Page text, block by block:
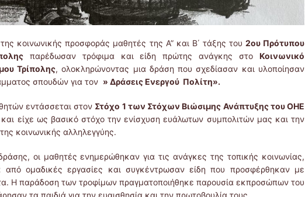
κοινωνικής προσφοράς μαθητές της Α” και Β΄ τάξης του 2ου Πρότυπου
παρέδωσαν τρόφιμα και είδη πρώτης ανάγκης στοΚοινωνικό
Τρίπολης, ολοκληρώνοντας μια δράση που σχεδίασαν και υλοποίησαν
σπουδών για τον » Δράσεις Ενεργού Πολίτη».
εντάσσεται στον Στόχο 1 των Στόχων Βιώσιμης Ανάπτυξης του ΟΗΕ
είχε ως βασικό στόχο την ενίσχυση ευάλωτων συμπολιτών μας και την
κοινωνικής αλληλεγγύης.
οι μαθητές ενημερώθηκαν για τις ανάγκες της τοπικής κοινωνίας,
από ομαδικές εργασίες και συγκέντρωσαν είδη που προσφέρθηκαν με
Η παράδοση των τροφίμων πραγματοποιήθηκε παρουσία εκπροσώπων του
τα παιδιά για την ευαισθησία και την πρωτοβουλία τους.